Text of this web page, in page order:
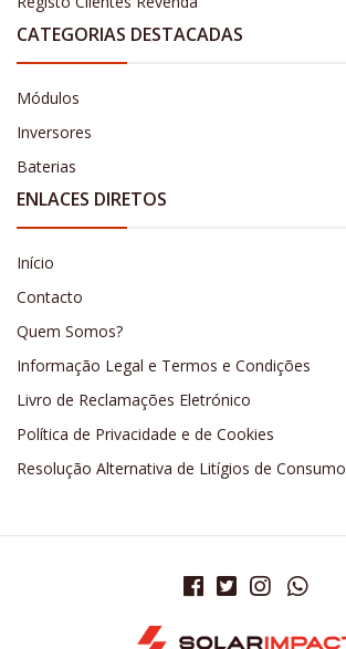
CATEGORIAS DESTACADAS
Módulos
Inversores
Baterias
ENLACES DIRETOS
Início
Contacto
Quem Somos?
Informação Legal e Termos e Condições
Livro de Reclamações Eletrónico
Política de Privacidade e de Cookies
Resolução Alternativa de Litígios de Consumo